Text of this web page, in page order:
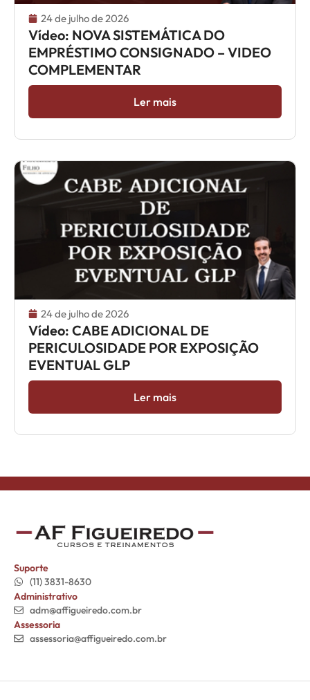
24 de julho de 2026
Vídeo: NOVA SISTEMÁTICA DO
EMPRÉSTIMO CONSIGNADO – VIDEO
COMPLEMENTAR
Ler mais
24 de julho de 2026
Vídeo: CABE ADICIONAL DE
PERICULOSIDADE POR EXPOSIÇÃO
EVENTUAL GLP
Ler mais
Suporte
(11) 3831-8630
Administrativo
adm@affigueiredo.com.br
Assessoria
assessoria@affigueiredo.com.br